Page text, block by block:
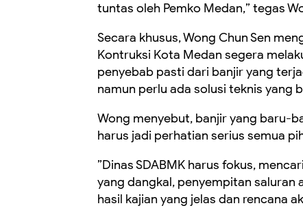
tuntas oleh Pemko Medan,” tegas
​Secara khusus, Wong Chun Sen
Kontruksi Kota Medan segera
penyebab pasti dari banjir yang
namun perlu ada solusi teknis yang
Wong menyebut, banjir yang baru-
harus jadi perhatian serius semua
​”Dinas SDABMK harus fokus,
yang dangkal, penyempitan saluran
hasil kajian yang jelas dan rencana